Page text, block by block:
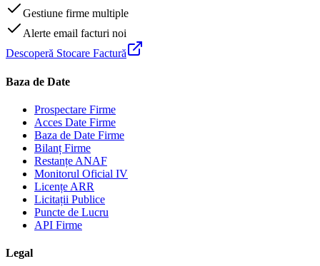
Gestiune firme multiple
Alerte email facturi noi
Descoperă Stocare Factură
Baza de Date
Prospectare Firme
Acces Date Firme
Baza de Date Firme
Bilanț Firme
Restanțe ANAF
Monitorul Oficial IV
Licențe ARR
Licitații Publice
Puncte de Lucru
API Firme
Legal